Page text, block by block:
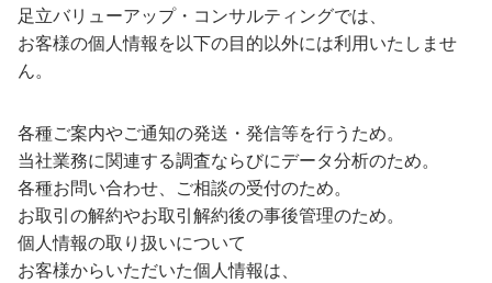
足立バリューアップ・コンサルティングでは、
お客様の個人情報を以下の目的以外には利用いたしませ
ん。
各種ご案内やご通知の発送・発信等を行うため。
当社業務に関連する調査ならびにデータ分析のため。
各種お問い合わせ、ご相談の受付のため。
お取引の解約やお取引解約後の事後管理のため。
個人情報の取り扱いについて
お客様からいただいた個人情報は、